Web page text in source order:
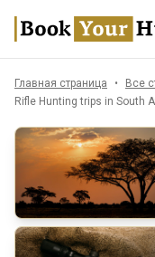
Главная страница Все
Rifle Hunting trips in South